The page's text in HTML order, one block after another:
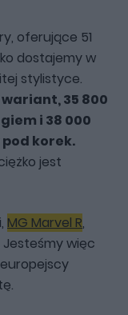
oferujące 51
dostajemy w
stylistyce.
35 800
i 38 000
korek.
jest
MG Marvel R,
więc